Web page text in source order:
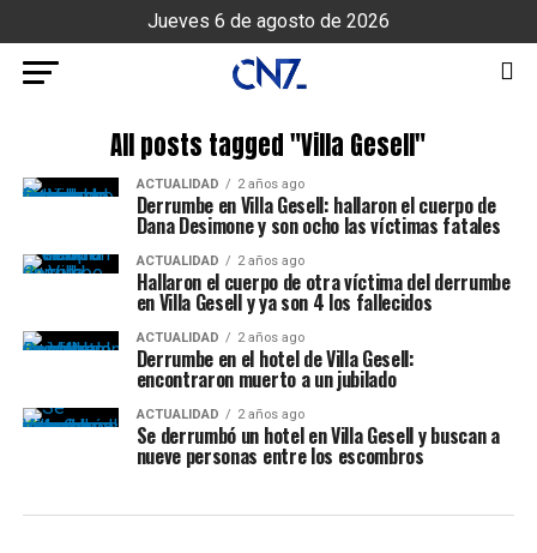
Jueves 6 de agosto de 2026
All posts tagged "Villa Gesell"
ACTUALIDAD 2 años ago
Derrumbe en Villa Gesell: hallaron el cuerpo de
Dana Desimone y son ocho las víctimas fatales
ACTUALIDAD 2 años ago
Hallaron el cuerpo de otra víctima del derrumbe
en Villa Gesell y ya son 4 los fallecidos
ACTUALIDAD 2 años ago
Derrumbe en el hotel de Villa Gesell:
encontraron muerto a un jubilado
ACTUALIDAD 2 años ago
Se derrumbó un hotel en Villa Gesell y buscan a
nueve personas entre los escombros